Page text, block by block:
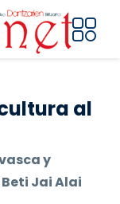
al
y
Jai Alai